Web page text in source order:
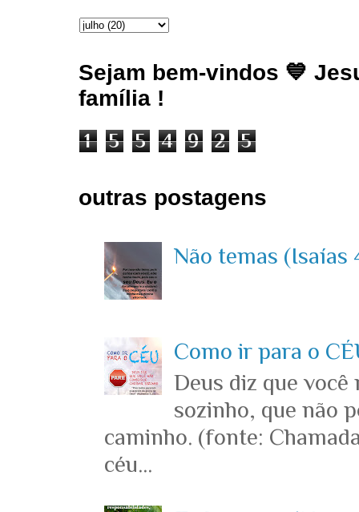
Sejam bem-vindos 💙
família !
1 5 5 4 9 2 5
outras postagens
Não temas (Isaías
Como ir para o
Deus diz que você
sozinho, que não
caminho. (fonte:
céu...